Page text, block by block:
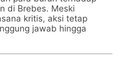
di Brebes. Meski
kritis, aksi tetap
jawab hingga